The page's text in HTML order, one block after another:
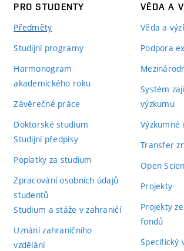
PRO STUDENTY
Předměty
Studijní programy
Harmonogram
akademického roku
Závěrečné práce
Doktorské studium
Studijní předpisy
Poplatky za studium
Zpracování osobních údajů
studentů
Studium a stáže v zahraničí
Uznání zahraničního
vzdělání
VĚDA A
Věda a
Podpora
Systém
výzkumu
Transfer
Open
Projekty
Projekty
fondů
Specifický